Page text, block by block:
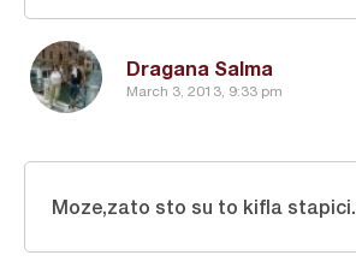
Dragana Salma
March 3, 2013, 9:33 pm
Moze,zato sto su to kifla stapici.